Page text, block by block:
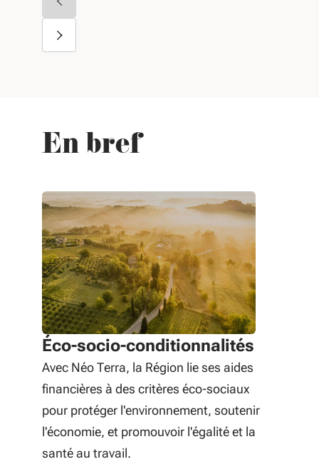
En bref
Éco-socio-conditionnalités
Avec Néo Terra, la Région lie ses aides
financières à des critères éco-sociaux
pour protéger l'environnement, soutenir
l'économie, et promouvoir l'égalité et la
santé au travail.